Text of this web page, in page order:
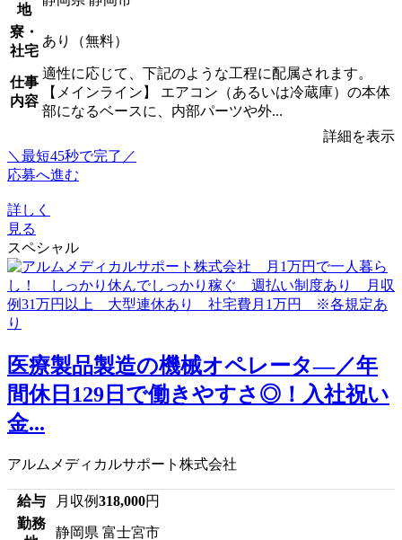
地
寮・
社宅
あり（無料）
仕事
内容
適性に応じて、下記のような工程に配属されます。
【メインライン】 エアコン（あるいは冷蔵庫）の本体
部になるベースに、内部パーツや外...
詳細を表示
＼最短45秒で完了／
応募へ進む
詳しく
見る
スペシャル
医療製品製造の機械オペレータ―／年
間休日129日で働きやすさ◎！入社祝い
金...
アルムメディカルサポート株式会社
給与 月収例318,000円
勤務
静岡県 富士宮市